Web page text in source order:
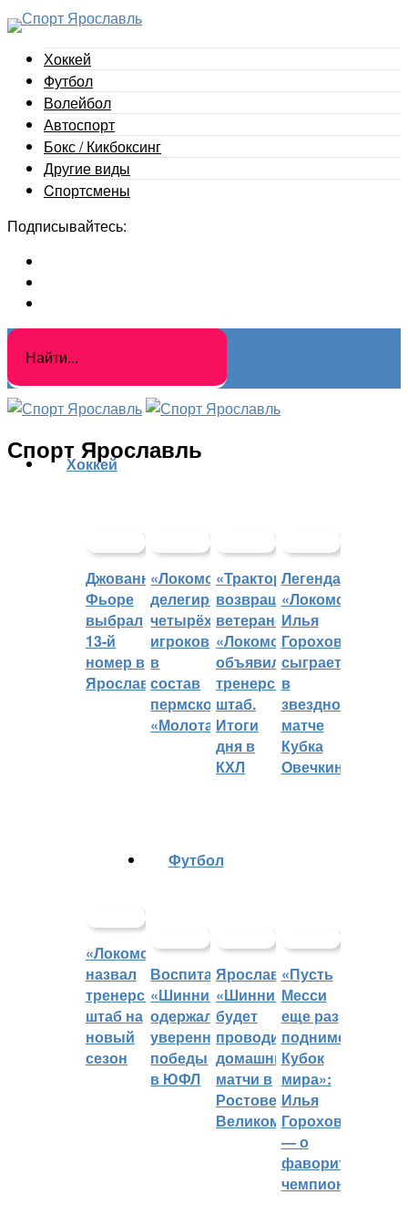
Хоккей
Футбол
Волейбол
Автоспорт
Бокс / Кикбоксинг
Другие виды
Cпортсмены
Подписывайтесь:
Спорт Ярославль
Хоккей
Джованни
Фьоре
выбрал
13-й
номер в
Ярославле
«Локомотив»
делегировал
четырёх
игроков
в
состав
пермского
«Молота»
«Трактор»
возвращает
ветеранов,
«Локомотив»
объявил
тренерский
штаб.
Итоги
дня в
КХЛ
Легенда
«Локомотива»
Илья
Горохов
сыграет
в
звездном
матче
Кубка
Овечкина
«Локомотив»
назвал
тренерский
штаб на
новый
сезон
Футбол
Воспитанники
«Шинника»
одержали
уверенные
победы
в ЮФЛ
Ярославский
«Шинник»
будет
проводить
домашние
матчи в
Ростове
Великом
«Пусть
Месси
еще раз
поднимет
Кубок
мира»:
Илья
Горохов
— о
фаворитах
чемпионата